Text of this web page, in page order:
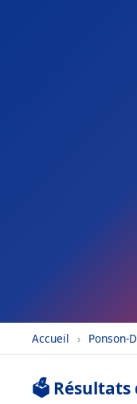
Accueil › Ponson-
🗳️ Résultats